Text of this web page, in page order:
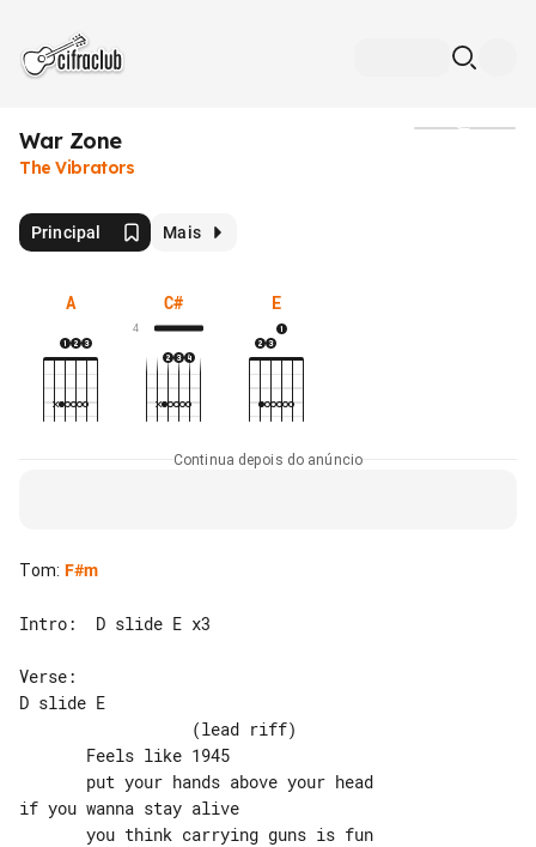
War Zone
The Vibrators
Principal Mais
A C#
4
E
Continua depois do anúncio
Tom: F#m
Intro:  D slide E x3
Verse:
D slide E
if you wanna stay alive